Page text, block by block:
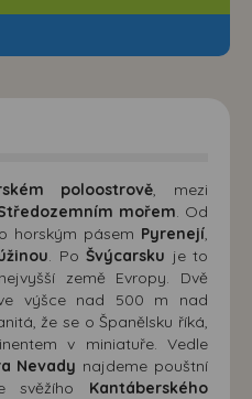
poloostrově, mezi
mořem. Od
horským pásem Pyrenejí,
. PoŠvýcarsku je to
země Evropy. Dvě
výšce nad 500 m nad
že se o Španělsku říká,
v miniatuře. Vedle
Nevady najdeme pouštní
svěžího Kantáberského